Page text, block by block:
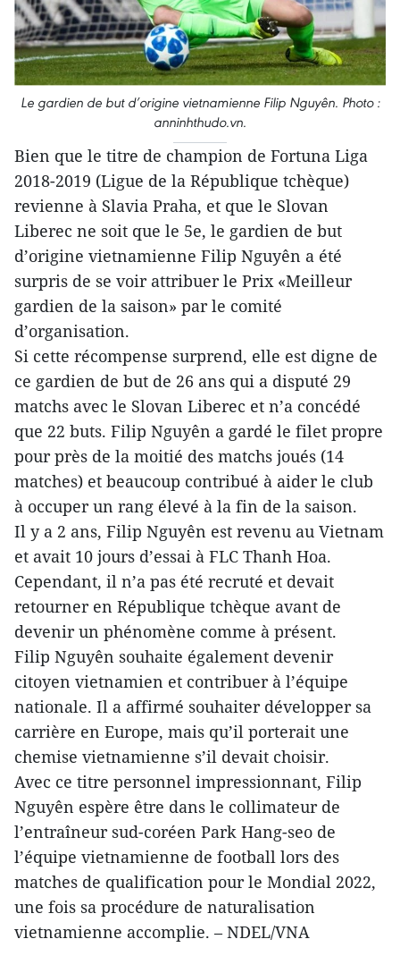
Le gardien de but d’origine vietnamienne Filip Nguyên. Photo :
anninhthudo.vn.
Bien que le titre de champion de Fortuna Liga
2018-2019 (Ligue de la République tchèque)
revienne à Slavia Praha, et que le Slovan
Liberec ne soit que le 5e, le gardien de but
d’origine vietnamienne Filip Nguyên a été
surpris de se voir attribuer le Prix «Meilleur
gardien de la saison» par le comité
d’organisation.
Si cette récompense surprend, elle est digne de
ce gardien de but de 26 ans qui a disputé 29
matchs avec le Slovan Liberec et n’a concédé
que 22 buts. Filip Nguyên a gardé le filet propre
pour près de la moitié des matchs joués (14
matches) et beaucoup contribué à aider le club
à occuper un rang élevé à la fin de la saison.
Il y a 2 ans, Filip Nguyên est revenu au Vietnam
et avait 10 jours d’essai à FLC Thanh Hoa.
Cependant, il n’a pas été recruté et devait
retourner en République tchèque avant de
devenir un phénomène comme à présent.
Filip Nguyên souhaite également devenir
citoyen vietnamien et contribuer à l’équipe
nationale. Il a affirmé souhaiter développer sa
carrière en Europe, mais qu’il porterait une
chemise vietnamienne s’il devait choisir.
Avec ce titre personnel impressionnant, Filip
Nguyên espère être dans le collimateur de
l’entraîneur sud-coréen Park Hang-seo de
l’équipe vietnamienne de football lors des
matches de qualification pour le Mondial 2022,
une fois sa procédure de naturalisation
vietnamienne accomplie. – NDEL/VNA